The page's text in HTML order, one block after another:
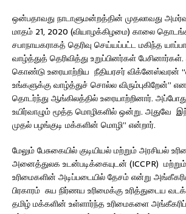
ஒன்பதாவது நாடாளுமன்றத்தின் முதலாவது
மாதம் 21, 2020 (வியாழக்கிழமை) காலை
சபாநாயகராகத் தெரிவு செய்யப்பட்ட மகிந்த
வாழ்த்துத் தெரிவித்து உறுப்பினர்கள்
கொண்டு உரையாற்றிய நீதியரசர் விக்னேஸ்வரன்
உங்களுக்கு வாழ்த்துச் சொல்ல விரும்புகிறேன்”
தொடர்ந்து ஆங்கிலத்தில் உரையாற்றினார்.
உயிர்வாழும் மூத்த மொழிகளில் ஒன்று. அதுவே
முதல் பழங்குடி மக்களின் மொழி” என்றார்.
மேலும் பேசுகையில் குடியியல் மற்றும் அரசியல்
அனைத்துலக உடன்படிக்கையுடன் (ICCPR) மற்றும்
உரிமைகளின் அடிப்படையில் தேசம் என்று
பிரகாரம் சுய நிர்ணய உரிமைக்கு உரித்துடைய
தமிழ் மக்களின் உள்ளார்ந்த உரிமைகளை